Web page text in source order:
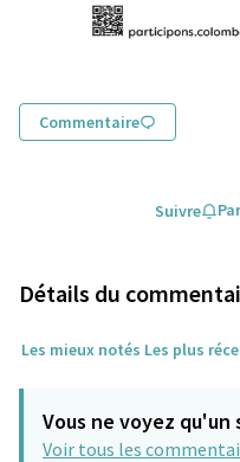
Commentaire
Suivre
Détails du
Les mieux notés Les plus
Vous ne voyez
Voir tous les